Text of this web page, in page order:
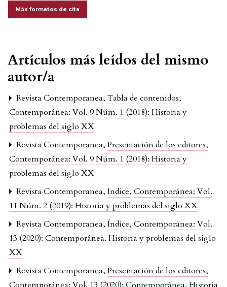
Más formatos de cita
Artículos más leídos del mismo
autor/a
Revista Contemporanea, Tabla de contenidos,
Contemporánea: Vol. 9 Núm. 1 (2018): Historia y
problemas del siglo XX
Revista Contemporanea, Presentación de los editores,
Contemporánea: Vol. 9 Núm. 1 (2018): Historia y
problemas del siglo XX
Revista Contemporanea, Indice, Contemporánea: Vol.
11 Núm. 2 (2019): Historia y problemas del siglo XX
Revista Contemporanea, Índice, Contemporánea: Vol.
13 (2020): Contemporánea. Historia y problemas del siglo
XX
Revista Contemporanea, Presentación de los editores,